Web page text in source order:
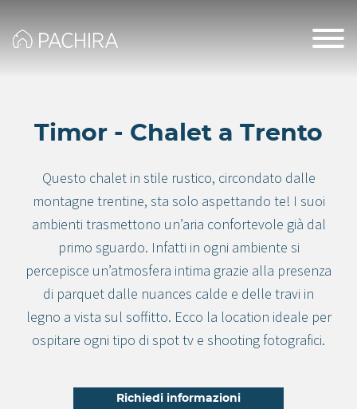
Timor - Chalet a Trento
Questo chalet in stile rustico, circondato dalle
montagne trentine, sta solo aspettando te! I suoi
ambienti trasmettono un’aria confortevole già dal
primo sguardo. Infatti in ogni ambiente si
percepisce un’atmosfera intima grazie alla presenza
di parquet dalle nuances calde e delle travi in
legno a vista sul soffitto. Ecco la location ideale per
ospitare ogni tipo di spot tv e shooting fotografici.
Richiedi informazioni